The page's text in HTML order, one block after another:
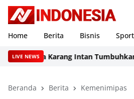
Home Berita Bisnis Sport
LIVE NEWSKarang Intan Tumbuhkan
Beranda Berita Kemenimipas